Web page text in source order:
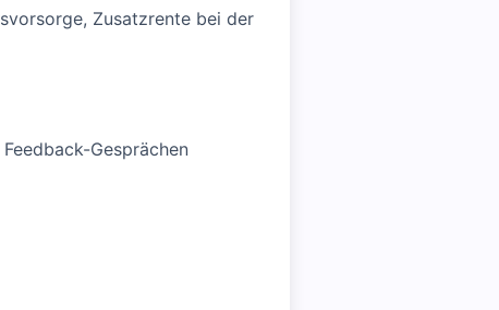
Zusatzrente bei der
Gesprächen